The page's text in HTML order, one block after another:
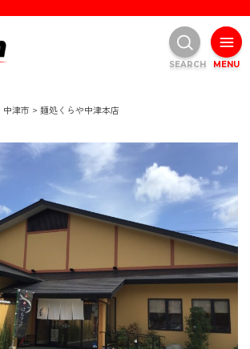
中津市 > 麺処くらや中津本店
MENU
SEARCH